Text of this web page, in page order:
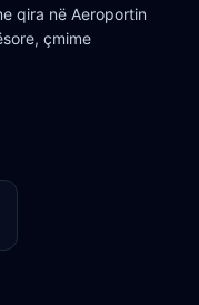
qira në Aeroportin
çmime